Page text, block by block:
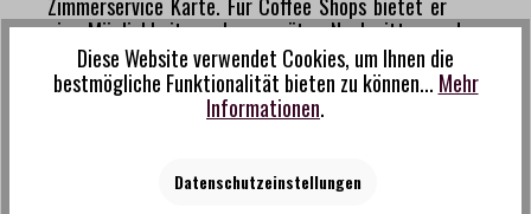
eine Möglichkeit, auch am späten Nachmittag und
Abend Chai verkaufen zu können, ohne dass Gäste
wegen des Koffeingehalts zögern. Die milde,
zugängliche Geschmacksrichtung macht ihn
außerdem zu einer sicheren Wahl für Gäste, die Chai
Diese Website verwendet Cookies, um Ihnen die
bestmögliche Funktionalität bieten zu können... Mehr
Informationen.
Datenschutzeinstellungen